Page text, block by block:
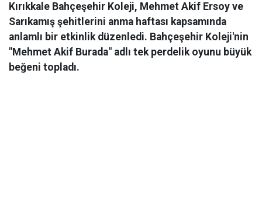
Kırıkkale Bahçeşehir Koleji, Mehmet Akif Ersoy ve
Sarıkamış şehitlerini anma haftası kapsamında
anlamlı bir etkinlik düzenledi. Bahçeşehir Koleji'nin
"Mehmet Akif Burada" adlı tek perdelik oyunu büyük
beğeni topladı.